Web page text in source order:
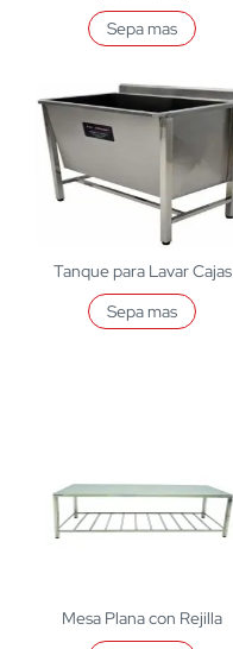
Sepa mas
Tanque para Lavar Cajas
Sepa mas
Mesa Plana con Rejilla